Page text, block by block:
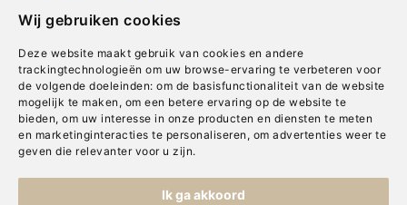
Wij gebruiken cookies
Deze website maakt gebruik van cookies en andere
trackingtechnologieën om uw browse-ervaring te verbeteren voor
de volgende doeleinden: om de basisfunctionaliteit van de website
mogelijk te maken , om een betere ervaring op de website te
bieden, om uw interesse in onze producten en diensten te meten
en marketinginteracties te personaliseren , om advertenties weer te
geven die relevanter voor u zijn.
Ik ga akkoord
Cookies